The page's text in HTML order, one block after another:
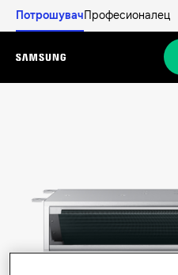
ПотрошувачПрофесионалец
Menu
СТАНБЕНИ РЕШЕНИЈА
Што е топлинска
работи?
Нашите решенија
РЕШЕНИЈА ЗА